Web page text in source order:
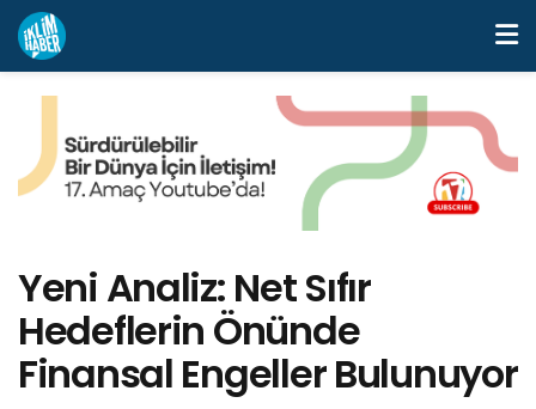
Yeni Analiz: Net Sıfır
Hedeflerin Önünde
Finansal Engeller Bulunuyor